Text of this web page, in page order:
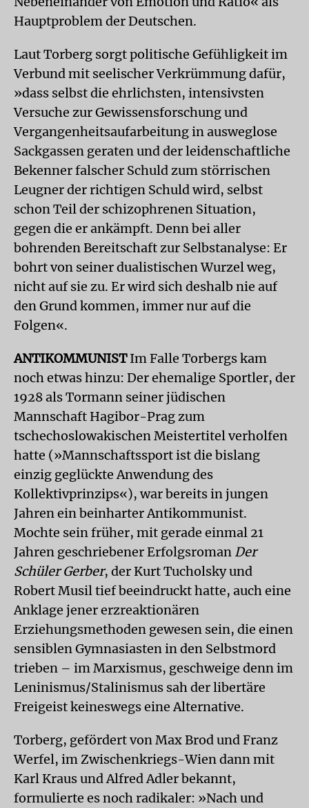
Hauptproblem der Deutschen.
Laut Torberg sorgt politische Gefühligkeit im
Verbund mit seelischer Verkrümmung dafür,
»dass selbst die ehrlichsten, intensivsten
Versuche zur Gewissensforschung und
Vergangenheitsaufarbeitung in ausweglose
Sackgassen geraten und der leidenschaftliche
Bekenner falscher Schuld zum störrischen
Leugner der richtigen Schuld wird, selbst
schon Teil der schizophrenen Situation,
gegen die er ankämpft. Denn bei aller
bohrenden Bereitschaft zur Selbstanalyse: Er
bohrt von seiner dualistischen Wurzel weg,
nicht auf sie zu. Er wird sich deshalb nie auf
den Grund kommen, immer nur auf die
Folgen«.
ANTIKOMMUNISTIm Falle Torbergs kam
noch etwas hinzu: Der ehemalige Sportler, der
1928 als Tormann seiner jüdischen
Mannschaft Hagibor-Prag zum
tschechoslowakischen Meistertitel verholfen
hatte (»Mannschaftssport ist die bislang
einzig geglückte Anwendung des
Kollektivprinzips«), war bereits in jungen
Jahren ein beinharter Antikommunist.
Mochte sein früher, mit gerade einmal 21
Jahren geschriebener Erfolgsroman Der
Schüler Gerber, der Kurt Tucholsky und
Robert Musil tief beeindruckt hatte, auch eine
Anklage jener erzreaktionären
Erziehungsmethoden gewesen sein, die einen
sensiblen Gymnasiasten in den Selbstmord
trieben – im Marxismus, geschweige denn im
Leninismus/Stalinismus sah der libertäre
Freigeist keineswegs eine Alternative.
Torberg, gefördert von Max Brod und Franz
Werfel, im Zwischenkriegs-Wien dann mit
Karl Kraus und Alfred Adler bekannt,
formulierte es noch radikaler: »Nach und